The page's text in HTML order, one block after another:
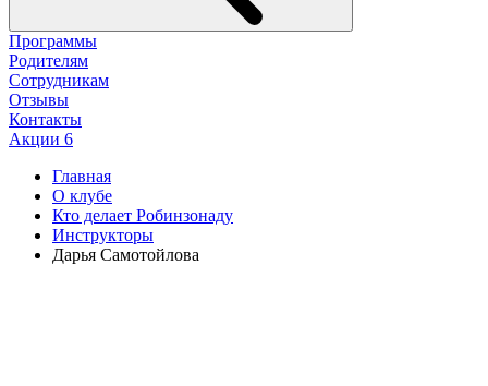
Программы
Родителям
Сотрудникам
Отзывы
Контакты
Акции 6
Главная
О клубе
Кто делает Робинзонаду
Инструкторы
Дарья Самотойлова